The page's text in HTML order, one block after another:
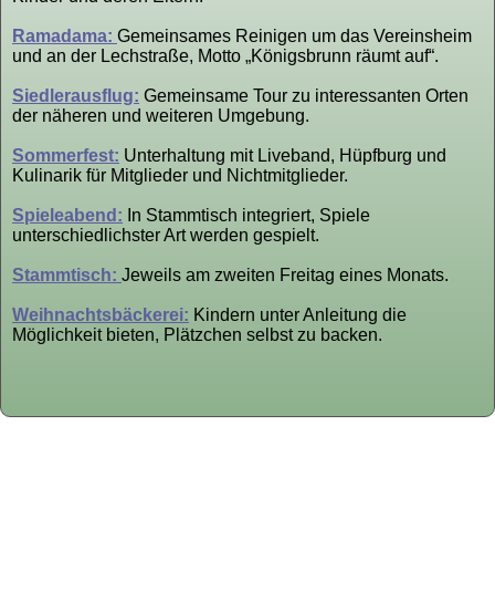
Ramadama: Gemeinsames Reinigen um das Vereinsheim
und an der Lechstraße, Motto „Königsbrunn räumt auf“.
Siedlerausflug: Gemeinsame Tour zu interessanten Orten
der näheren und weiteren Umgebung.
Sommerfest: Unterhaltung mit Liveband, Hüpfburg und
Kulinarik für Mitglieder und Nichtmitglieder.
Spieleabend: In Stammtisch integriert, Spiele
unterschiedlichster Art werden gespielt.
Stammtisch: Jeweils am zweiten Freitag eines Monats.
Weihnachtsbäckerei: Kindern unter Anleitung die
Möglichkeit bieten, Plätzchen selbst zu backen.